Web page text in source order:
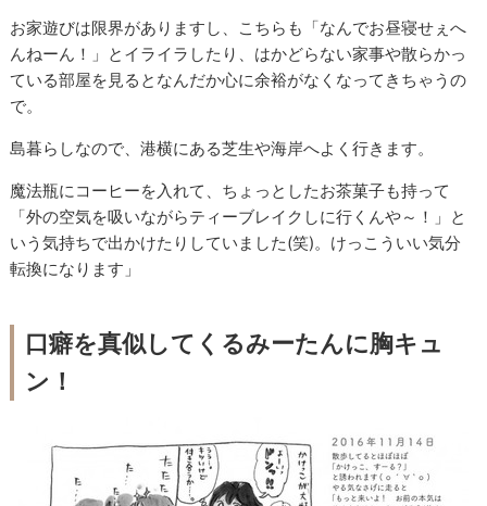
お家遊びは限界がありますし、こちらも「なんでお昼寝せぇへ
んねーん！」とイライラしたり、はかどらない家事や散らかっ
ている部屋を見るとなんだか心に余裕がなくなってきちゃうの
で。
島暮らしなので、港横にある芝生や海岸へよく行きます。
魔法瓶にコーヒーを入れて、ちょっとしたお茶菓子も持って
「外の空気を吸いながらティーブレイクしに行くんや～！」と
いう気持ちで出かけたりしていました(笑)。けっこういい気分
転換になります」
口癖を真似してくるみーたんに胸キュ
ン！